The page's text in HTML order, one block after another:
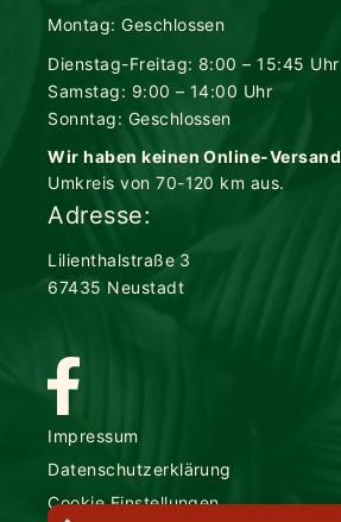
Montag: Geschlossen
Dienstag-Freitag: 8:00 – 15:45 Uhr
Samstag: 9:00 – 14:00 Uhr
Sonntag: Geschlossen
Wir haben keinen Online-Versand
Umkreis von 70-120 km aus.
Adresse:
Lilienthalstraße 3
67435 Neustadt
Impressum
Datenschutzerklärung
Cookie Einstellungen